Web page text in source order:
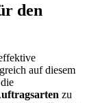
den
auf diesem
zu